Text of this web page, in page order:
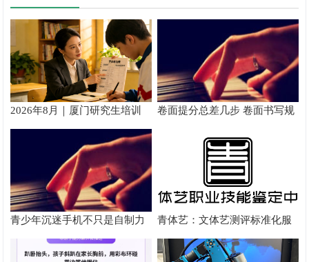
2026年8月｜厦门研究生培训
推荐
卷面提分总差几步 卷面书写规
青少年沉迷手机不只是自制力
差！陕西家长读懂背后的心理
根源
青体艺：文体艺测评标准化服
务体系解析